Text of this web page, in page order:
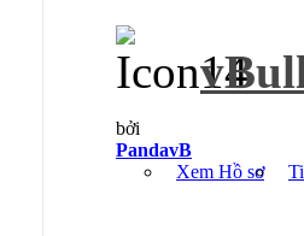
bởi
PandavB
Xem Hồ sơ